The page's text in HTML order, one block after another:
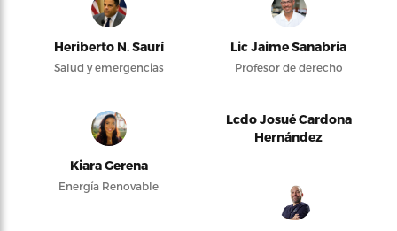
Heriberto N. Saurí
Salud y emergencias
Lic Jaime Sanabria
Profesor de derecho
Kiara Gerena
Energía Renovable
Lcdo Josué Cardona
Hernández